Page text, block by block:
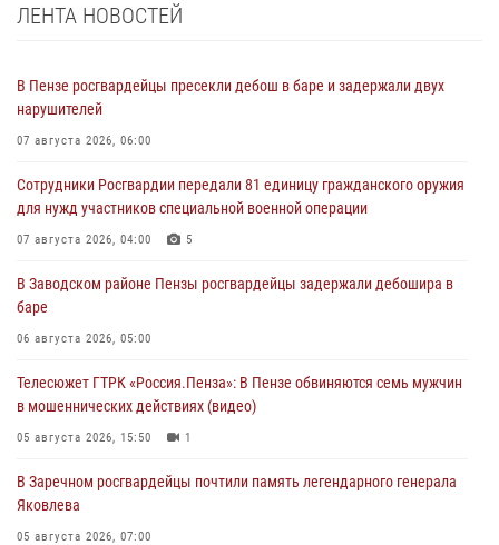
ЛЕНТА НОВОСТЕЙ
В Пензе росгвардейцы пресекли дебош в баре и задержали двух
нарушителей
07 августа 2026, 06:00
Сотрудники Росгвардии передали 81 единицу гражданского оружия
для нужд участников специальной военной операции
07 августа 2026, 04:00 5
В Заводском районе Пензы росгвардейцы задержали дебошира в
баре
06 августа 2026, 05:00
Телесюжет ГТРК «Россия.Пенза»: В Пензе обвиняются семь мужчин
в мошеннических действиях (видео)
05 августа 2026, 15:50 1
В Заречном росгвардейцы почтили память легендарного генерала
Яковлева
05 августа 2026, 07:00